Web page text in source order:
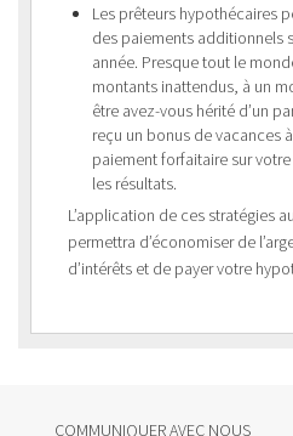
Les prêteurs hypothécaires
des paiements additionnels
année. Presque tout le
montants inattendus, à un
être avez-vous hérité d’un
reçu un bonus de vacances
paiement forfaitaire sur
les résultats.
L’application de ces stratégies
permettra d’économiser de
d’intérêts et de payer votre
COMMUNIQUER AVEC NOUS